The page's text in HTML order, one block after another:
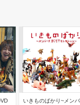
いきものばかり~メン